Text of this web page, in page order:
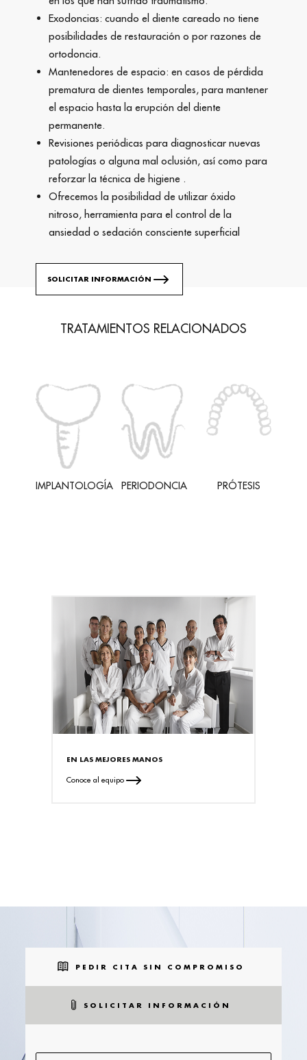
Exodoncias: cuando el diente careado no tiene
posibilidades de restauración o por razones de
ortodoncia.
Mantenedores de espacio: en casos de pérdida
prematura de dientes temporales, para mantener
el espacio hasta la erupción del diente
permanente.
Revisiones periódicas para diagnosticar nuevas
patologías o alguna mal oclusión, así como para
reforzar la técnica de higiene .
Ofrecemos la posibilidad de utilizar óxido
nitroso, herramienta para el control de la
ansiedad o sedación consciente superficial
SOLICITAR INFORMACIÓN
TRATAMIENTOS RELACIONADOS
IMPLANTOLOGÍA PERIODONCIA PRÓTESIS
EN LAS MEJORES MANOS
Conoce al equipo
PEDIR CITA SIN COMPROMISO
SOLICITAR INFORMACIÓN